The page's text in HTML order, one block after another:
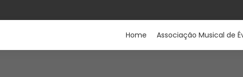
Home Associação Musical de